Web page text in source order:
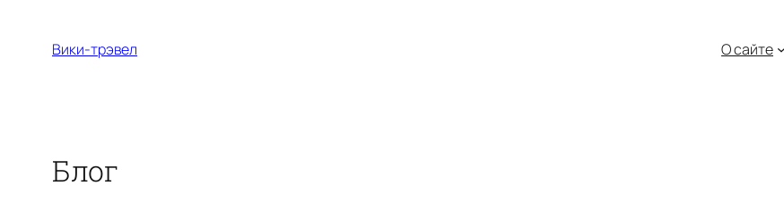
содержимому
Вики-трэвел О сайте
Блог